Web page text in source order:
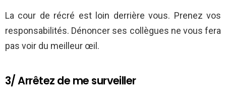
La cour de récré est loin derrière vous. Prenez vos
responsabilités. Dénoncer ses collègues ne vous fera
pas voir du meilleur œil.
3/ Arrêtez de me surveiller